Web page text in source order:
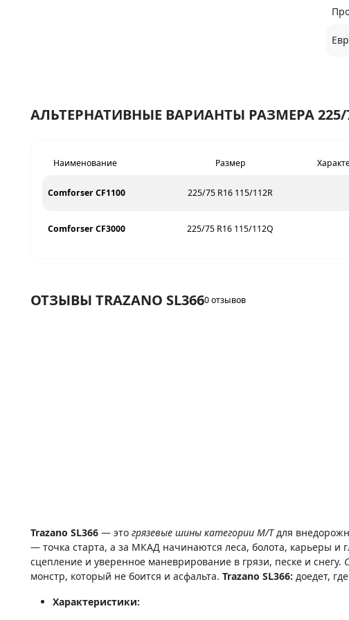
АЛЬТЕРНАТИВНЫЕ ВАРИАНТЫ РАЗМЕРА 225/
Наименование Размер
Comforser CF1100 225/75 R16 115/112R
Comforser CF3000 225/75 R16 115/112Q
ОТЗЫВЫ TRAZANO SL3660 отзывов
Trazano SL366 — это грязевые шины категории M/Tдля
— точка старта, а за МКАД начинаются леса, болота, карьеры и
сцепление и уверенное маневрирование в грязи, песке и снегу.
монстр, который не боится и асфальта. Trazano SL366: доедет,
Характеристики: